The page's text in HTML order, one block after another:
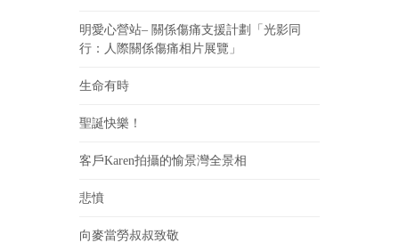
明愛心營站– 關係傷痛支援計劃「光影同
行：人際關係傷痛相片展覽」
生命有時
聖誕快樂！
客戶Karen拍攝的愉景灣全景相
悲憤
向麥當勞叔叔致敬